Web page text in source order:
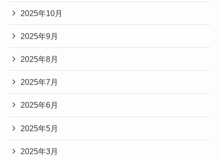
2025年10月
2025年9月
2025年8月
2025年7月
2025年6月
2025年5月
2025年3月